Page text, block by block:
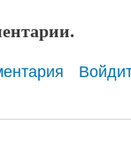
год с новым блогом.